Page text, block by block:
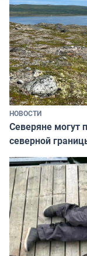
НОВОСТИ
Северяне могут
северной